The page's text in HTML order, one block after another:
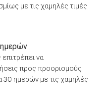
με τις χαμηλές τιμές
να
προς προορισμούς
30 ημερών με τις χαμηλές